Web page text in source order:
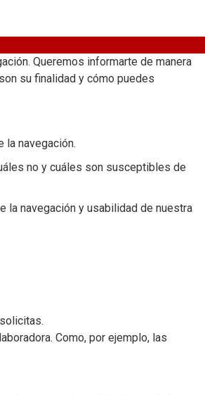
Queremos informarte de manera
su finalidad y cómo puedes
la navegación.
no y cuáles son susceptibles de
la navegación y usabilidad de nuestra
Como, por ejemplo, las